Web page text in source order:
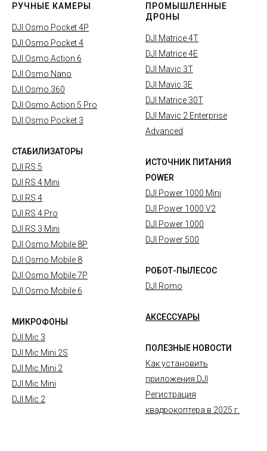
РУЧНЫЕ КАМЕРЫ
DJI Osmo Pocket 4P
DJI Osmo Pocket 4
DJI Osmo Action 6
DJI Osmo Nano
DJI Osmo 360
DJI Osmo Action 5 Pro
DJI Osmo Pocket 3
СТАБИЛИЗАТОРЫ
DJI RS 5
DJI RS 4 Mini
DJI RS 4
DJI RS 4 Pro
DJI RS 3 Mini
DJI Osmo Mobile 8P
DJI Osmo Mobile 8
DJI Osmo Mobile 7P
DJI Osmo Mobile 6
МИКРОФОНЫ
DJI Mic 3
DJI Mic Mini 2S
DJI Mic Mini 2
DJI Mic Mini
DJI Mic 2
ПРОМЫШЛЕННЫЕ
ДРОНЫ
DJI Matrice 4T
DJI Matrice 4E
DJI Mavic 3T
DJI Mavic 3E
DJI Matrice 30T
DJI Mavic 2 Enterprise
Advanced
ИСТОЧНИК ПИТАНИЯ
POWER
DJI Power 1000 Mini
DJI Power 1000 V2
DJI Power 1000
DJI Power 500
РОБОТ-ПЫЛЕСОС
DJI Romo
АКСЕССУАРЫ
ПОЛЕЗНЫЕ НОВОСТИ
Как установить
приложения DJI
Регистрация
квадрокоптера в 2025 г.